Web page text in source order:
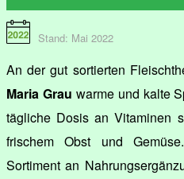
Stand: Mai 2022
An der gut sortierten
Maria Grau warme und kalte
tägliche Dosis an Vitaminen
frischem Obst und
Sortiment an